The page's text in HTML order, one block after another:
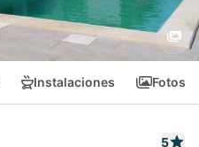
Instalaciones Fotos
5